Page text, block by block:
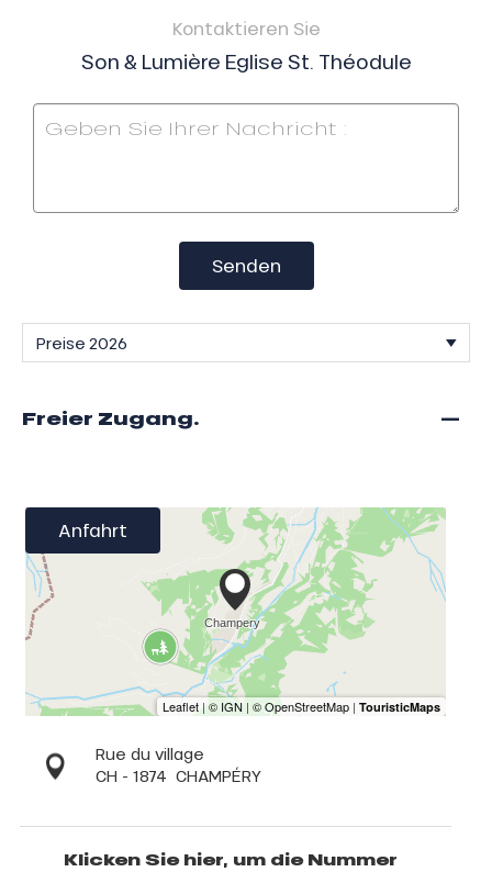
Kontaktieren Sie
Son & Lumière Eglise St. Théodule
Senden
Freier Zugang. —
Anfahrt
Rue du village
CH - 1874 CHAMPÉRY
Klicken Sie hier, um die Nummer